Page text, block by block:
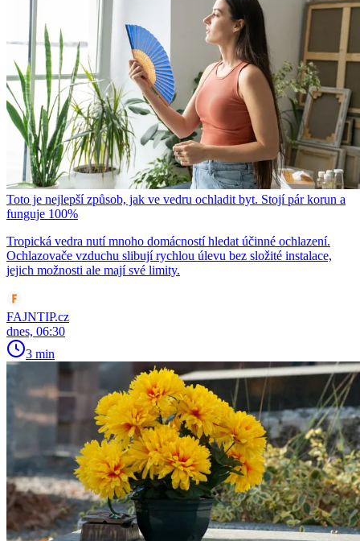
Toto je nejlepší způsob, jak ve vedru ochladit byt. Stojí pár korun a
funguje 100%
Tropická vedra nutí mnoho domácností hledat účinné ochlazení.
Ochlazovače vzduchu slibují rychlou úlevu bez složité instalace,
jejich možnosti ale mají své limity.
FAJNTIP.cz
dnes, 06:30
3 min